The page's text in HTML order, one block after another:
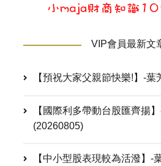
VIP會員最新文
【預祝大家父親節快樂!】-葉
【國際利多帶動台股匯齊揚
(20260805)
【中小型股表現較為活潑】-